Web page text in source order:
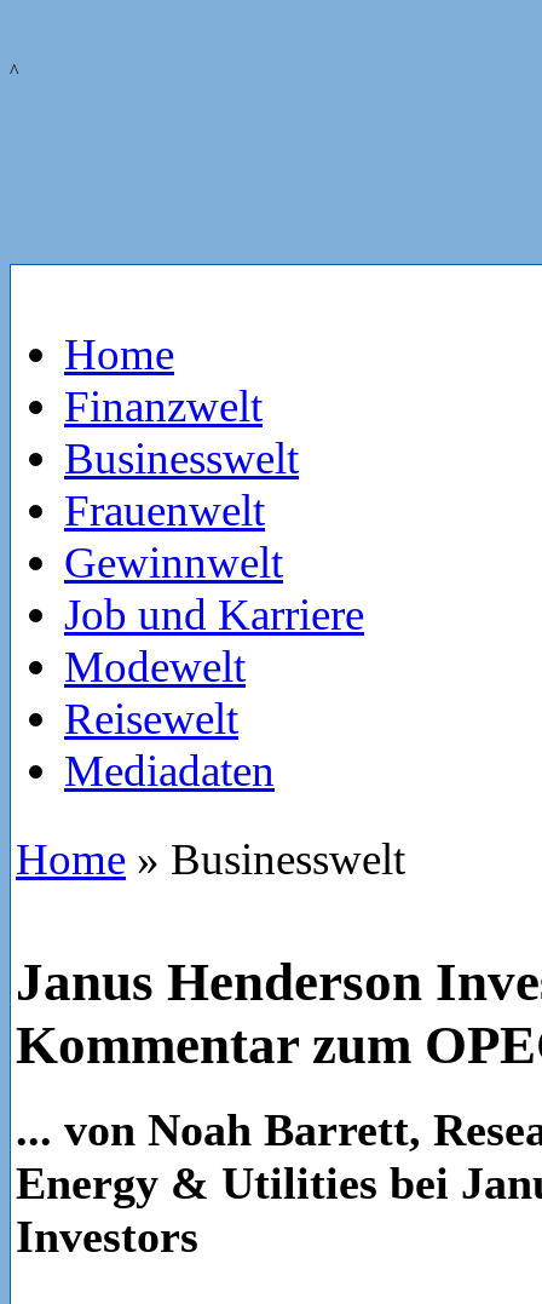
^
Home
Finanzwelt
Businesswelt
Frauenwelt
Gewinnwelt
Job und Karriere
Modewelt
Reisewelt
Mediadaten
Home » Businesswelt
Janus Henderson
Kommentar zum
... von Noah Barrett,
Energy & Utilities bei
Investors